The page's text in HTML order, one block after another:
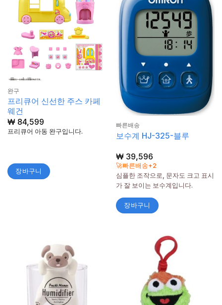
완구
프리큐어 신선한 주스 카페
웨건
₩84,599
프리큐어 아동 완구입니다.
장바구니
빠른배송
보수계 HJ-325-블루
₩39,596
🚀빠른배송+2
심플한 조작으로, 문자도 크고 표시
가 잘 보이는 보수계입니다.
장바구니